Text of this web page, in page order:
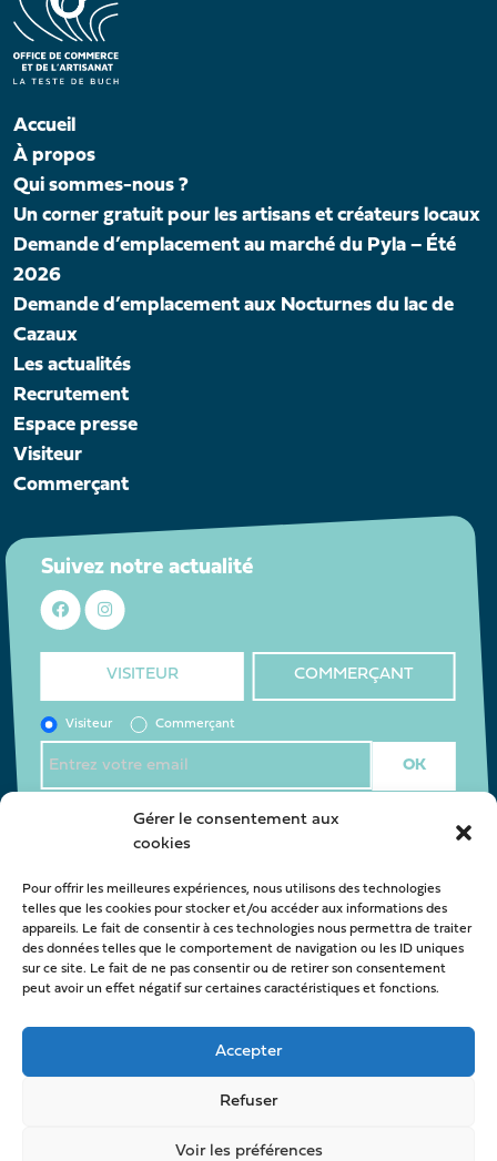
Gérer le consentement aux
cookies
Pour offrir les meilleures expériences, nous utilisons des technologies
telles que les cookies pour stocker et/ou accéder aux informations des
appareils. Le fait de consentir à ces technologies nous permettra de traiter
des données telles que le comportement de navigation ou les ID uniques
sur ce site. Le fait de ne pas consentir ou de retirer son consentement
peut avoir un effet négatif sur certaines caractéristiques et fonctions.
Accepter
Refuser
Voir les préférences
Accueil
À propos
Qui sommes-nous ?
Un corner gratuit pour les artisans et créateurs locaux
Demande d’emplacement au marché du Pyla – Été
2026
Demande d’emplacement aux Nocturnes du lac de
Cazaux
Les actualités
Recrutement
Espace presse
Visiteur
Commerçant
Suivez notre actualité
VISITEUR COMMERÇANT
Visiteur Commerçant
Nous contacter
oca@latestedebuch.fr